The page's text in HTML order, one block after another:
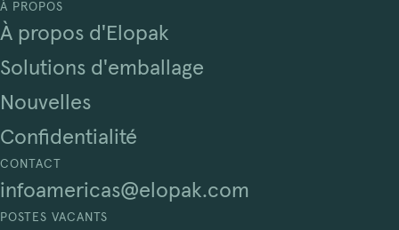
À PROPOS
À propos d'Elopak
Solutions d'emballage
Nouvelles
Confidentialité
CONTACT
infoamericas@elopak.com
POSTES VACANTS